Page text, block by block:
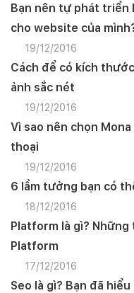
Bạn nên tự phát
cho website của
19/12/2016
Cách để có kích
ảnh sắc nét
19/12/2016
Vì sao nên chọn
thoại
19/12/2016
6 lầm tưởng bạn có
18/12/2016
Platform là gì?
Platform
17/12/2016
Seo là gì? Bạn đã